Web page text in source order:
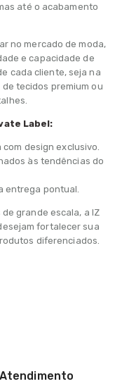
até o acabamento
no mercado de moda,
e capacidade de
cada cliente, seja na
tecidos premium ou
Label:
design exclusivo.
às tendências do
entrega pontual.
grande escala, a IZ
fortalecer sua
diferenciados.
Atendimento